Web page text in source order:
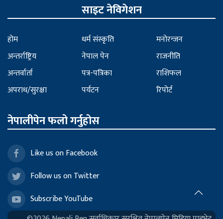
साइट नेविगेशन
होम
अन्तर्राष्ट्रिय
अन्तर्वार्ता
अपराध/सुरक्षा
धर्म संस्कृति
नेपाल पेन
पत्र-पत्रिका
पर्यटन
मनोरन्जन
राजनीति
राशिफल
रिपोर्ट
नेपालीपेन फलो गर्नुहोस
Like us on Facebook
Follow us on Twitter
Subscribe YouTube